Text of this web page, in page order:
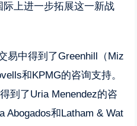
上进一步拓展这一新战
易中得到了Greenhill（Miz
和KPMG的咨询支持。
到了Uria Menendez的咨
Abogados和Latham & Wat